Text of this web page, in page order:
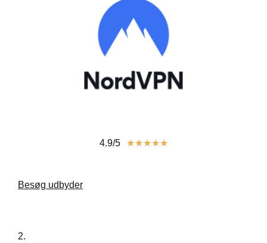
4.9/5 ★★★★★
Besøg udbyder
2.